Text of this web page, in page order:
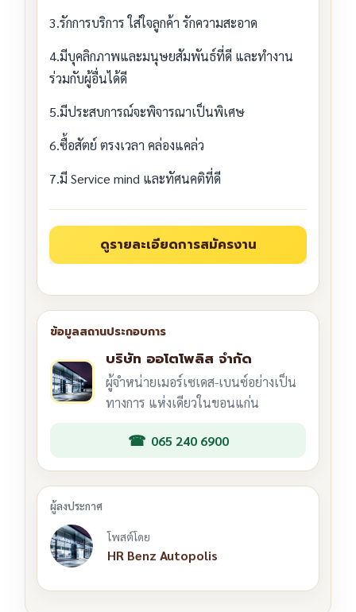
3.รักการบริการ ใส่ใจลูกค้า รักความสะอาด
4.มีบุคลิกภาพและมนุษยสัมพันธ์ที่ดี และทำงาน
ร่วมกับผู้อื่นได้ดี
5.มีประสบการณ์จะพิจารณาเป็นพิเศษ
6.ซื้อสัตย์ ตรงเวลา คล่องแคล่ว
7.มี Service mind และทัศนคติที่ดี
บริษัท ออโตโพลิส จำกัด
ผู้จำหน่ายเมอร์เซเดส-เบนซ์อย่างเป็น
ทางการ แห่งเดียวในขอนแก่น
065 240 6900
โพสต์โดย
HR Benz Autopolis